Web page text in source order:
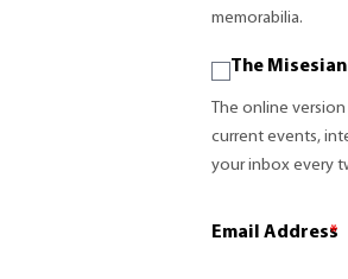
memorabilia.
The Misesian
The online
current events,
your inbox every
Email Address
*